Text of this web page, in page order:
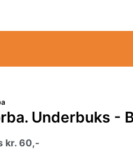
Underbuks -
kr. 60,-